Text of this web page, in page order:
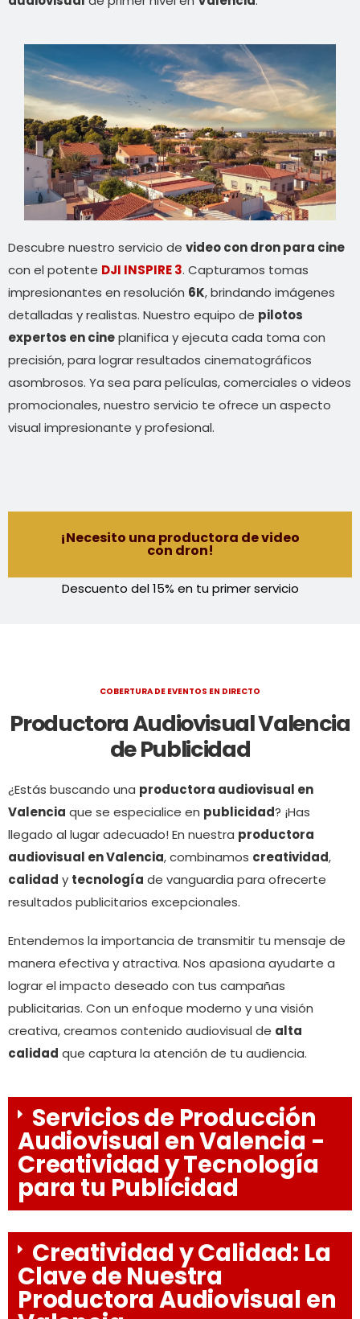
Descubre nuestro servicio de video con dron para cine
con el potente DJI INSPIRE 3. Capturamos tomas
impresionantes en resolución 6K, brindando imágenes
detalladas y realistas. Nuestro equipo de pilotos
expertos en cineplanifica y ejecuta cada toma con
precisión, para lograr resultados cinematográficos
asombrosos. Ya sea para películas, comerciales o videos
promocionales, nuestro servicio te ofrece un aspecto
visual impresionante y profesional.
¡Necesito una productora de video
con dron!
Descuento del 15% en tu primer servicio
COBERTURA DE EVENTOS EN DIRECTO
Productora Audiovisual Valencia
de Publicidad
¿Estás buscando una productora audiovisual en
Valencia que se especialice en publicidad? ¡Has
llegado al lugar adecuado! En nuestra productora
audiovisual en Valencia, combinamos creatividad,
calidad y tecnología de vanguardia para ofrecerte
resultados publicitarios excepcionales.
Entendemos la importancia de transmitir tu mensaje de
manera efectiva y atractiva. Nos apasiona ayudarte a
lograr el impacto deseado con tus campañas
publicitarias. Con un enfoque moderno y una visión
creativa, creamos contenido audiovisual de alta
calidad que captura la atención de tu audiencia.
Servicios de Producción
Audiovisual en Valencia -
Creatividad y Tecnología
para tu Publicidad
Creatividad y Calidad: La
Clave de Nuestra
Productora Audiovisual en